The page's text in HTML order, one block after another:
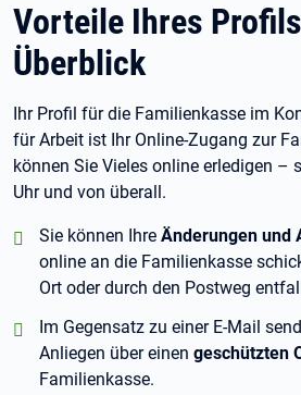
Vorteile Ihres
Überblick
Ihr Profil für die Familienkasse im
für Arbeit ist Ihr Online-Zugang zur
können Sie Vieles online erledigen –
Uhr und von überall.
positiv:
Sie können Ihre Änderungen und
online an die Familienkasse
Ort oder durch den Postweg
positiv:
Im Gegensatz zu einer E-Mail
Anliegen über einen geschützten
Familienkasse.